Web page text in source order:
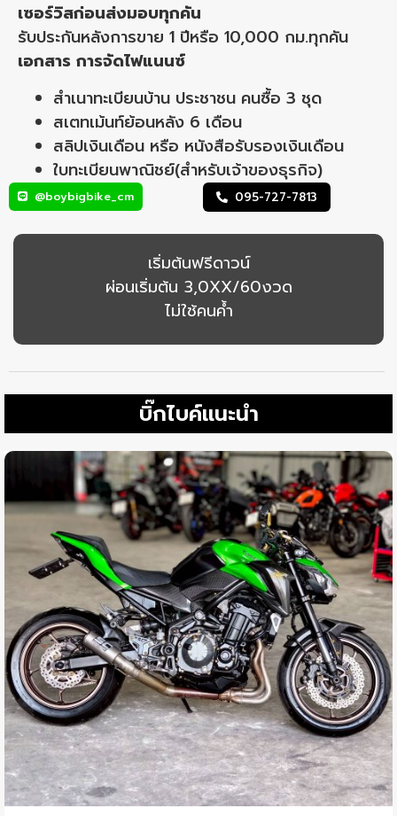
เซอร์วิสก่อนส่งมอบทุกคัน
รับประกันหลังการขาย 1 ปีหรือ 10,000 กม.ทุกคัน
เอกสาร การจัดไฟแนนซ์
สำเนาทะเบียนบ้าน ประชาชน คนซื้อ 3 ชุด
สเตทเม้นท์ย้อนหลัง 6 เดือน
สลิปเงินเดือน หรือ หนังสือรับรองเงินเดือน
ใบทะเบียนพาณิชย์(สำหรับเจ้าของธุรกิจ)
@boybigbike_cm 095-727-7813
เริ่มต้นฟรีดาวน์
ผ่อนเริ่มต้น 3,0XX/60งวด
ไม่ใช้คนค้ำ
บิ๊กไบค์แนะนำ